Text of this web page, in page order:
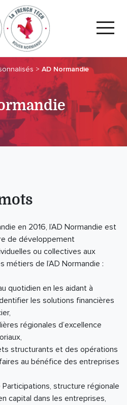
> AD Normandie
en 2016, l’AD Normandie est
de développement
ou collectives aux
métiers de l’AD Normandie :
quotidien en les aidant à
les solutions financières
régionales d’excellence
structurants et des opérations
au bénéfice des entreprises
structure régionale
capital dans les entreprises,